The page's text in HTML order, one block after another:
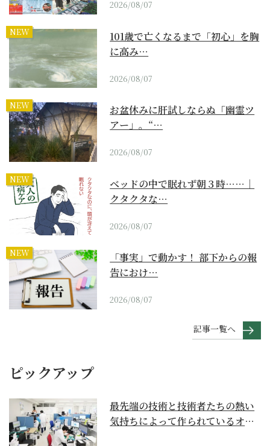
2026/08/07
NEW
101歳で亡くなるまで「初心」を胸
に高み…
2026/08/07
NEW
お盆休みに肝試しならぬ「幽霊ツ
アー」。“…
2026/08/07
NEW
ベッドの中で眠れず朝３時……｜
クタクタな…
2026/08/07
NEW
「事実」で動かす！ 部下からの報
告におけ…
2026/08/07
記事一覧へ
ピックアップ
最先端の技術と技術者たちの熱い
気持ちによって作られているオー